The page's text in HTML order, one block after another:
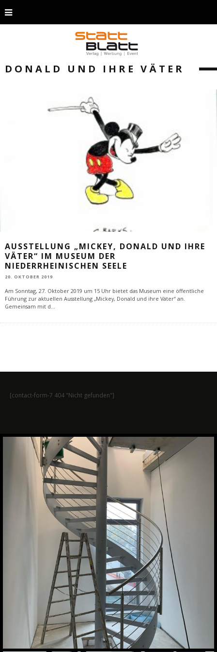
DONALD UND IHRE VÄTER
AUSSTELLUNG „MICKEY, DONALD UND IHRE
VÄTER“ IM MUSEUM DER
NIEDERRHEINISCHEN SEELE
20. OKTOBER 2019
Am Sonntag, 27. Oktober 2019 um 15 Uhr bietet das Museum eine öffentliche
Führung zur aktuellen Ausstellung „Mickey, Donald und ihre Väter“ an.
Gemeinsam mit d...
[contact-form-7 404 "Nicht gefunden"]